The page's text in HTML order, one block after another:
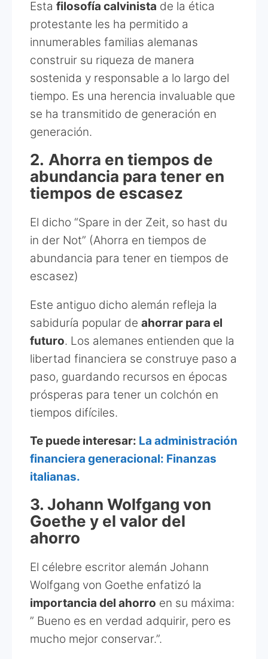
Esta filosofía calvinista de la ética
protestante les ha permitido a
innumerables familias alemanas
construir su riqueza de manera
sostenida y responsable a lo largo del
tiempo. Es una herencia invaluable que
se ha transmitido de generación en
generación.
2. Ahorra en tiempos de
abundancia para tener en
tiempos de escasez
El dicho “Spare in der Zeit, so hast du
in der Not” (Ahorra en tiempos de
abundancia para tener en tiempos de
escasez)
Este antiguo dicho alemán refleja la
sabiduría popular de ahorrar para el
futuro. Los alemanes entienden que la
libertad financiera se construye paso a
paso, guardando recursos en épocas
prósperas para tener un colchón en
tiempos difíciles.
Te puede interesar: La administración
financiera generacional: Finanzas
italianas.
3. Johann Wolfgang von
Goethe y el valor del
ahorro
El célebre escritor alemán Johann
Wolfgang von Goethe enfatizó la
importancia del ahorro en su máxima:
” Bueno es en verdad adquirir, pero es
mucho mejor conservar.”.